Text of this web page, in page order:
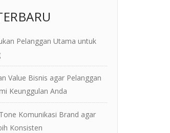
Pelanggan Utama untuk
Value Bisnis agar Pelanggan
Keunggulan Anda
Komunikasi Brand agar
Konsisten